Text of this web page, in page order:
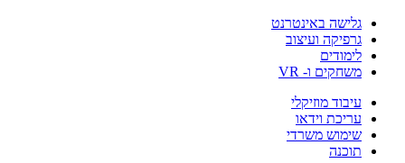
גלישה באינטרנט
גרפיקה ועיצוב
לימודים
משחקים ו- VR
עיבוד מוזיקלי
עריכת וידאו
שימוש משרדי
תוכנה